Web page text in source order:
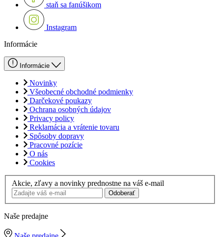
staň sa fanúšikom
Instagram
Informácie
Informácie
Novinky
Všeobecné obchodné podmienky
Darčekové poukazy
Ochrana osobných údajov
Privacy policy
Reklamácia a vrátenie tovaru
Spôsoby dopravy
Pracovné pozície
O nás
Cookies
Akcie, zľavy a novinky prednostne na váš e-mail
Odoberať
Naše predajne